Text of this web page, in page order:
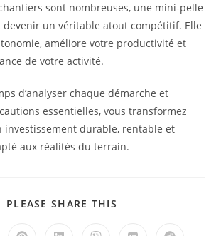
sont nombreuses, une mini-pelle
un véritable atout compétitif. Elle
améliore votre productivité et
de votre activité.
d’analyser chaque démarche et
essentielles, vous transformez
investissement durable, rentable et
aux réalités du terrain.
PLEASE SHARE THIS